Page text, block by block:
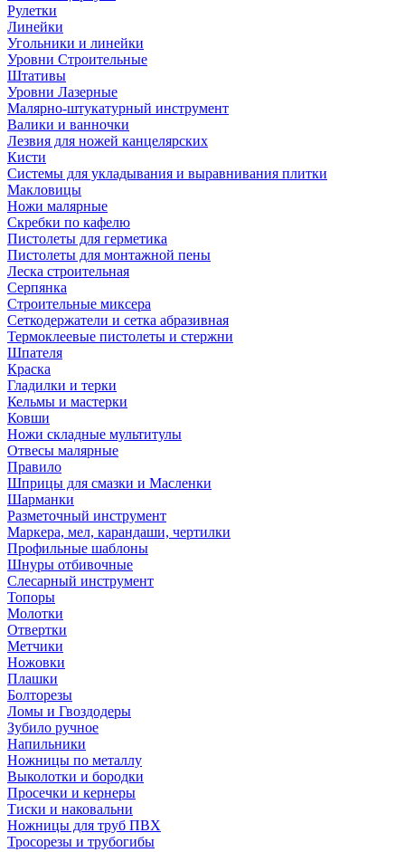
Рулетки
Линейки
Угольники и линейки
Уровни Строительные
Штативы
Уровни Лазерные
Малярно-штукатурный инструмент
Валики и ванночки
Лезвия для ножей канцелярских
Кисти
Системы для укладывания и выравнивания плитки
Макловицы
Ножи малярные
Скребки по кафелю
Пистолеты для герметика
Пистолеты для монтажной пены
Леска строительная
Серпянка
Строительные миксера
Сеткодержатели и сетка абразивная
Термоклеевые пистолеты и стержни
Шпателя
Краска
Гладилки и терки
Кельмы и мастерки
Ковши
Ножи складные мультитулы
Отвесы малярные
Правило
Шприцы для смазки и Масленки
Шарманки
Разметочный инструмент
Маркера, мел, карандаши, чертилки
Профильные шаблоны
Шнуры отбивочные
Слесарный инструмент
Топоры
Молотки
Отвертки
Метчики
Ножовки
Плашки
Болторезы
Ломы и Гвоздодеры
Зубило ручное
Напильники
Ножницы по металлу
Выколотки и бородки
Просечки и кернеры
Тиски и наковальни
Ножницы для труб ПВХ
Тросорезы и трубогибы